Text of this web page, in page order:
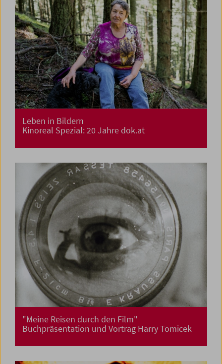
Leben in Bildern
Kinoreal Spezial: 20 Jahre dok.at
"Meine Reisen durch den Film"
Buchpräsentation und Vortrag Harry Tomicek